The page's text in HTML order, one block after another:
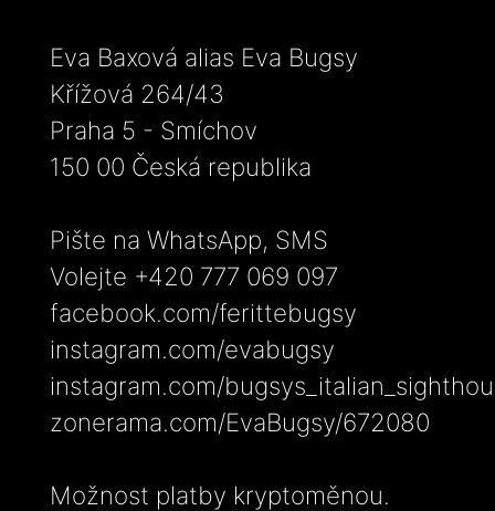
Eva Baxová alias Eva Bugsy
Křížová 264/43
Praha 5 - Smíchov
150 00 Česká republika
Pište na WhatsApp, SMS
Volejte +420 777 069 097
facebook.com/ferittebugsy
instagram.com/evabugsy
instagram.com/
zonerama.com/EvaBugsy/672080
Možnost platby kryptoměnou.